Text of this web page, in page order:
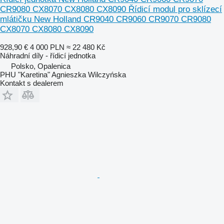
CR9080 CX8070 CX8080 CX8090 Řídicí modul pro sklízecí
mlátičku New Holland CR9040 CR9060 CR9070 CR9080
CX8070 CX8080 CX8090
928,90 € 4 000 PLN ≈ 22 480 Kč
Náhradní díly - řídicí jednotka
Polsko, Opalenica
PHU "Karetina" Agnieszka Wilczyńska
Kontakt s dealerem